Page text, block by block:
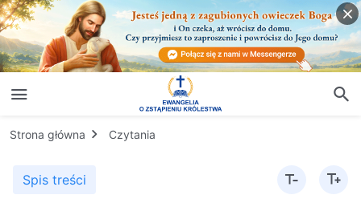
Strona główna Czytania
Spis treści